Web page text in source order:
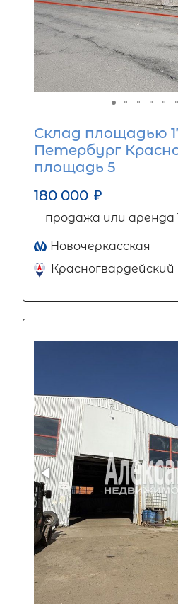
Склад площадью
Петербург
площадь 5
180 000 ₽
продажа или аренда
Новочеркасская